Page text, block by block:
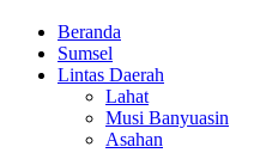
Beranda
Sumsel
Lintas Daerah
Lahat
Musi Banyuasin
Asahan